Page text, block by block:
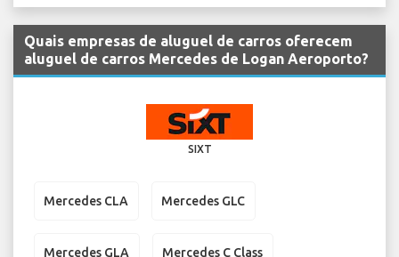
Quais empresas de aluguel de carros oferecem
aluguel de carros Mercedes de Logan Aeroporto?
SIXT
Mercedes CLA Mercedes GLC
Mercedes GLA Mercedes C Class